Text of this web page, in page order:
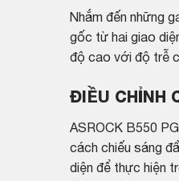
Nhắm đến những
gốc từ hai giao
độ cao với độ trễ
ĐIỀU CHỈNH
ASROCK B550
cách chiếu sáng
diện để thực hiện